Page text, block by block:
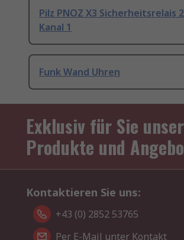
Pilz PNOZ X3 Sicherheitsrelais
Kanal 1
Funk Wand Uhren
Exklusiv für Sie
Produkte und
Kontaktieren Sie uns:
+43 (0) 2852 53765
Per E-Mail unter Kontakt